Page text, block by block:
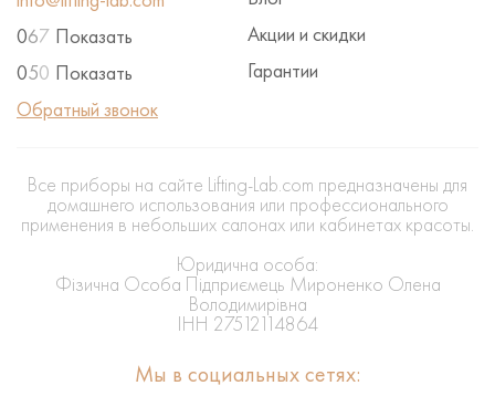
Акции и скидки
Гарантии
067 Показать
050 Показать
Обратный звонок
Мы в социальных сетях:
Все приборы на сайте Lifting-Lab.com предназначены для
домашнего использования или профессионального
применения в небольших салонах или кабинетах красоты.
Юридична особа:
Фізична Особа Підприємець Мироненко Олена
Володимирівна
ІНН 27512114864